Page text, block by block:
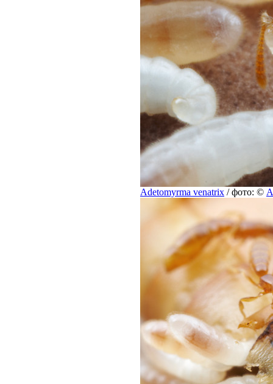
Adetomyrma venatrix / фото: ©